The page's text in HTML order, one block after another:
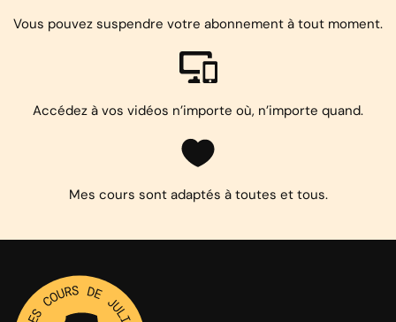
Vous pouvez suspendre votre abonnement à tout moment.
Accédez à vos vidéos n’importe où, n’importe quand.
Mes cours sont adaptés à toutes et tous.